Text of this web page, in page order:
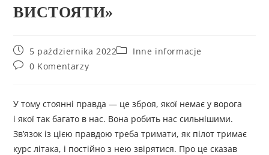
ВИСТОЯТИ»
5 października 2022
Inne informacje
0 Komentarzy
У тому стоянні правда — це зброя, якої немає у ворога
і якої так багато в нас. Вона робить нас сильнішими.
Зв’язок із цією правдою треба тримати, як пілот тримає
курс літака, і постійно з нею звірятися. Про це сказав